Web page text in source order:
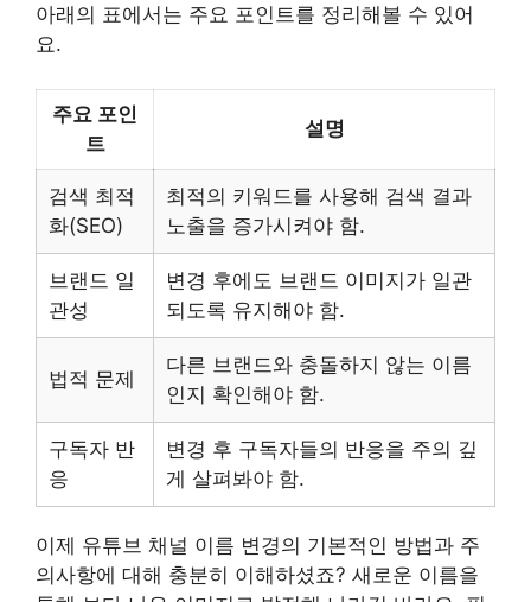
아래의 표에서는 주요 포인트를 정리해볼 수 있어
요.
주요 포인
트
설명
검색 최적
화(SEO)
최적의 키워드를 사용해 검색 결과
노출을 증가시켜야 함.
브랜드 일
관성
변경 후에도 브랜드 이미지가 일관
되도록 유지해야 함.
법적 문제
다른 브랜드와 충돌하지 않는 이름
인지 확인해야 함.
구독자 반
응
변경 후 구독자들의 반응을 주의 깊
게 살펴봐야 함.
이제 유튜브 채널 이름 변경의 기본적인 방법과 주
의사항에 대해 충분히 이해하셨죠? 새로운 이름을